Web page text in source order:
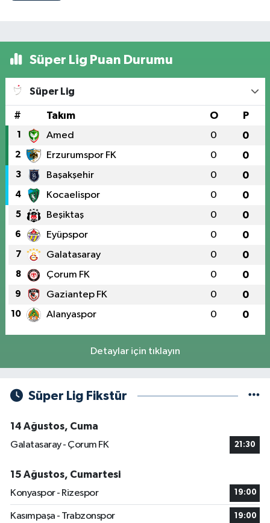
Süper Lig Puan Durumu
Süper Lig
# Takım O P
1 Amed 0 0
2 Erzurumspor FK 0 0
3 Başakşehir 0 0
4 Kocaelispor 0 0
5 Beşiktaş 0 0
6 Eyüpspor 0 0
7 Galatasaray 0 0
8 Çorum FK 0 0
9 Gaziantep FK 0 0
10 Alanyaspor 0 0
Detaylar için tıklayın
Süper Lig Fikstür
14 Ağustos, Cuma
Galatasaray - Çorum FK
21:30
15 Ağustos, Cumartesi
Konyaspor - Rizespor
19:00
Kasımpaşa - Trabzonspor 19:00